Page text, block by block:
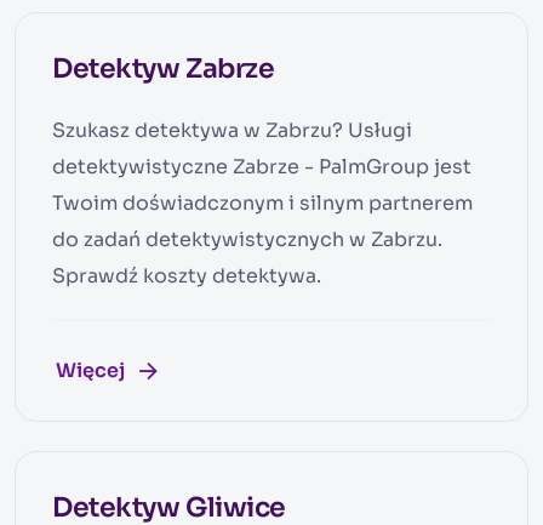
Detektyw Zabrze
Szukasz detektywa w Zabrzu? Usługi
detektywistyczne Zabrze - PalmGroup jest
Twoim doświadczonym i silnym partnerem
do zadań detektywistycznych w Zabrzu.
Sprawdź koszty detektywa.
Więcej
Detektyw Gliwice